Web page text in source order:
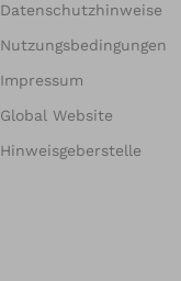
Datenschutzhinweise
Nutzungsbedingungen
Impressum
Global Website
Hinweisgeberstelle